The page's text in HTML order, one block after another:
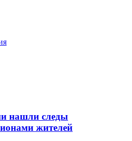
нашли следы
жителей